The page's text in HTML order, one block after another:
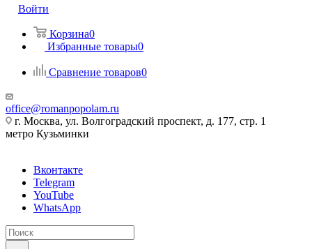
Войти
Корзина0
Избранные товары0
Сравнение товаров0
office@romanpopolam.ru
г. Москва, ул. Волгоградский проспект, д. 177, стр. 1
метро Кузьминки
Вконтакте
Telegram
YouTube
WhatsApp